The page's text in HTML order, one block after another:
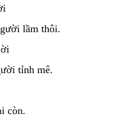
lầm thôi.
tỉnh mê.
còn.